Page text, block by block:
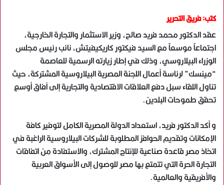
كتب: فريق التحرير
عقد الدكتور محمد فريد صالح، وزير الاستثمار والتجارة الخارجية،
اجتماعاً موسعاً مع السيد فيكتور كاريكيفيتش، نائب رئيس مجلس
الوزراء البيلاروسي، وذلك في إطار زيارته الرسمية للعاصمة
“مينسك” لرئاسة أعمال اللجنة المصرية البيلاروسية المشتركة، حيث
تناول اللقاء سبل دفع العلاقات الاقتصادية والتجارية إلى آفاق أوسع
تحقق طموحات البلدين.
و أكد الدكتور فريد، استعداد الدولة المصرية الكامل لتوفير كافة
الإمكانات وتقديم الحوافز المطلوبة للشركات البيلاروسية الراغبة في
اتخاذ مصر قاعدة صناعية للإنتاج المشترك، والاستفادة من اتفاقات
التجارة الحرة التي تتمتع بها مصر للوصول إلى الأسواق العربية
والأفريقية والعالمية.